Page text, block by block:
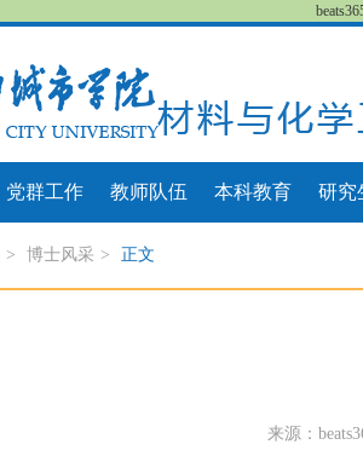
党群工作 教师队伍 本科教育 研究
> 博士风采 > 正文
来源：